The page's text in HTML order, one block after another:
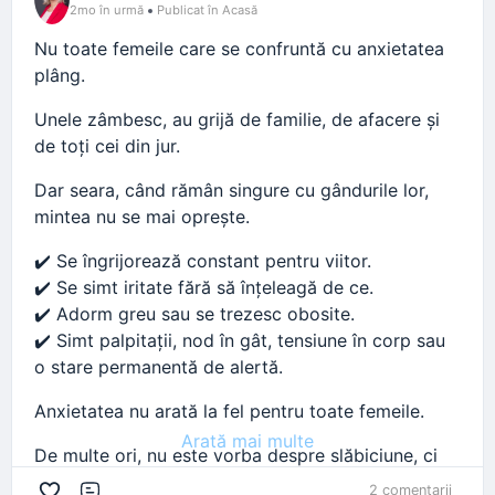
2mo în urmă Publicat în Acasă
Nu toate femeile care se confruntă cu anxietatea
plâng.
Unele zâmbesc, au grijă de familie, de afacere și
de toți cei din jur.
Dar seara, când rămân singure cu gândurile lor,
mintea nu se mai oprește.
✔️ Se îngrijorează constant pentru viitor.
✔️ Se simt iritate fără să înțeleagă de ce.
✔️ Adorm greu sau se trezesc obosite.
✔️ Simt palpitații, nod în gât, tensiune în corp sau
o stare permanentă de alertă.
Anxietatea nu arată la fel pentru toate femeile.
De multe ori, nu este vorba despre slăbiciune, ci
despre faptul că ai dus prea multe pe umerii tăi
Arată mai multe
2 comentarii